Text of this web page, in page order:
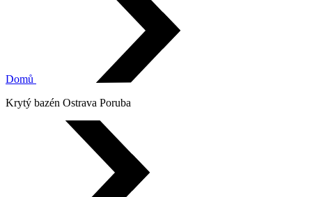
Domů
Krytý bazén Ostrava Poruba